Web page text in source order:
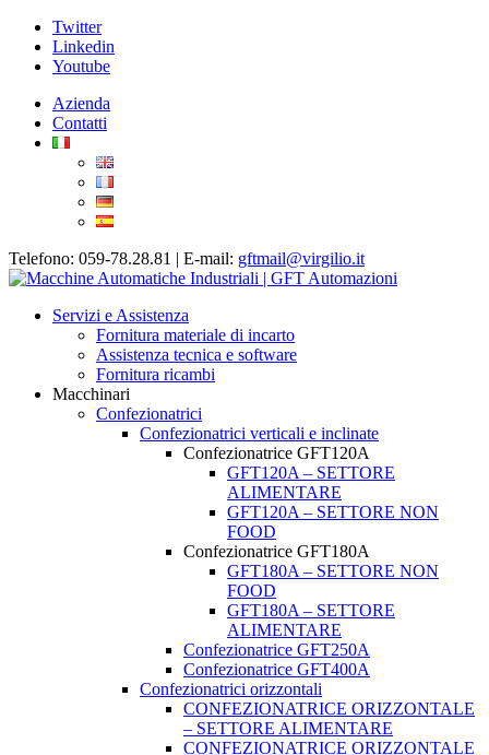
Twitter
Linkedin
Youtube
Azienda
Contatti
Telefono: 059-78.28.81 | E-mail: gftmail@virgilio.it
Servizi e Assistenza
Fornitura materiale di incarto
Assistenza tecnica e software
Fornitura ricambi
Macchinari
Confezionatrici
Confezionatrici verticali e inclinate
Confezionatrice GFT120A
GFT120A – SETTORE
ALIMENTARE
GFT120A – SETTORE NON
FOOD
Confezionatrice GFT180A
GFT180A – SETTORE NON
FOOD
GFT180A – SETTORE
ALIMENTARE
Confezionatrice GFT250A
Confezionatrice GFT400A
Confezionatrici orizzontali
CONFEZIONATRICE ORIZZONTALE
– SETTORE ALIMENTARE
CONFEZIONATRICE ORIZZONTALE